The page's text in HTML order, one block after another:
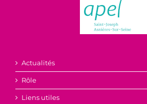
Actualités
Rôle
Liens utiles